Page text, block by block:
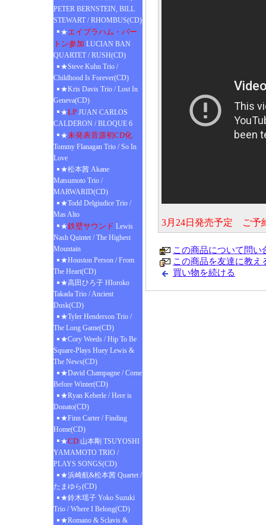
PETER BERNSTEIN, BILL
STEWART / RHOMBUS(CD)
★エイブラハム・バー
トン参加 LUCIAN BAN
QUARTET / RUSH(CD)
★Steve Kuhn Trio /
Childhood Is Forever(CD)
★Kris Davis Trio / Lost In
Geneva(CD)
★LP JUAN CARLOS
CALDERON / BLOQUE 6
★未発表音源初CD化
Tommy Flanagan Trio / So In
Love
★松本茜 Akane
Matsumoto Trio /
MARWARID(CD)
★Todd Delgiudice Trio /
Mas Alto
★鉄壁サウンド Lewis
Nash Quintet / The Highest
Mountain
★Houston Person / From
The Heart(CD)
★高田ひろ子 HIoroko
Takada Trio / Ancient
Dusk(CD)
★Tyler Henderson Trio /
The Long Game(CD)
★Cory Weeds / Hip To Be
Square-Plays Huey Lewis &
The News(CD)
★David Champagne / Come
Before Winter(CD)
★Ryan Keberle / Here is
Donato(CD)
★Finn Carter / Finding
Home(CD)
★CD 山本剛 TSUYOSHI
YAMAMOTO TRIO /
PLAYS SONGS(CD)
★浜崎航&松本茜 Quartet /
たまゆら(CD)
★鈴木瑶子 Yoko Suzuki
Trio / Where I Belong(CD)
★Romano & Sclavis &
3月24日発売予定 ご予
この商品について問い
この商品を友達に教え
買い物を続ける